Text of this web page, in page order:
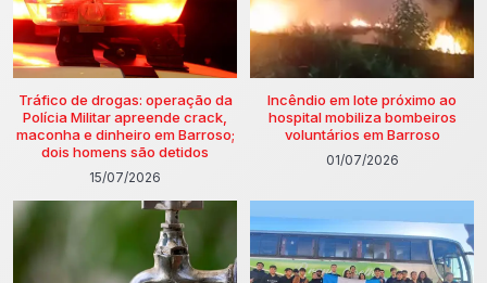
Tráfico de drogas: operação da
Polícia Militar apreende crack,
maconha e dinheiro em Barroso;
dois homens são detidos
15/07/2026
Incêndio em lote próximo ao
hospital mobiliza bombeiros
voluntários em Barroso
01/07/2026